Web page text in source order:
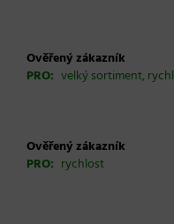
Ověřený zákazník
PRO: velký sortiment,
Ověřený zákazník
PRO: rychlost